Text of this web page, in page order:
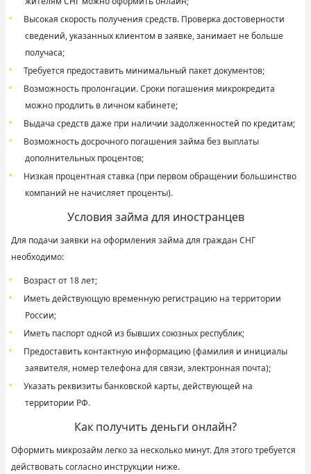
Высокая скорость получения средств. Проверка достоверности
сведений, указанных клиентом в заявке, занимает не больше
получаса;
Требуется предоставить минимальный пакет документов;
Возможность пролонгации. Сроки погашения микрокредита
можно продлить в личном кабинете;
Выдача средств даже при наличии задолженностей по кредитам;
Возможность досрочного погашения займа без выплаты
дополнительных процентов;
Низкая процентная ставка (при первом обращении большинство
компаний не начисляет проценты).
Условия займа для иностранцев
Для подачи заявки на оформления займа для граждан СНГ
необходимо:
Возраст от 18 лет;
Иметь действующую временную регистрацию на территории
России;
Иметь паспорт одной из бывших союзных республик;
Предоставить контактную информацию (фамилия и инициалы
заявителя, номер телефона для связи, электронная почта);
Указать реквизиты банковской карты, действующей на
территории РФ.
Как получить деньги онлайн?
Оформить микрозайм легко за несколько минут. Для этого требуется
действовать согласно инструкции ниже.